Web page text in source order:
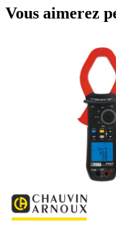
Vous aimerez